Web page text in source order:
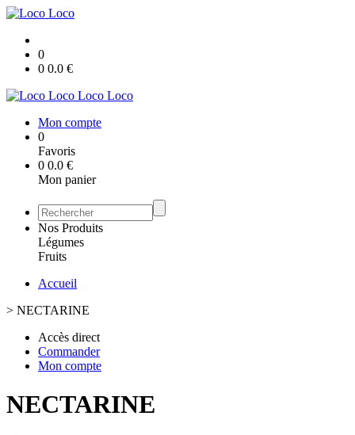
0
0 0.0 €
Loco Loco
Mon compte
0
Favoris
0 0.0 €
Mon panier
Nos Produits
Légumes
Fruits
Accueil
> NECTARINE
Accès direct
Commander
Mon compte
NECTARINE